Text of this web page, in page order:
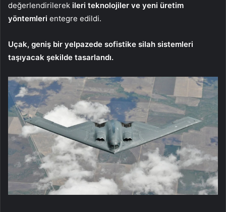
değerlendirilerek ileri teknolojiler ve yeni üretim
yöntemleri entegre edildi.
Uçak, geniş bir yelpazede sofistike silah sistemleri
taşıyacak şekilde tasarlandı.